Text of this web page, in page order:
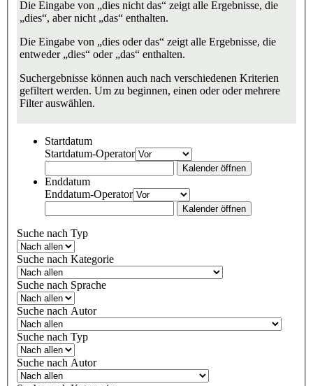
Die Eingabe von „dies nicht das“ zeigt alle Ergebnisse, die
„dies“, aber nicht „das“ enthalten.
Die Eingabe von „dies oder das“ zeigt alle Ergebnisse, die
entweder „dies“ oder „das“ enthalten.
Suchergebnisse können auch nach verschiedenen Kriterien
gefiltert werden. Um zu beginnen, einen oder oder mehrere
Filter auswählen.
Startdatum
Startdatum-Operator
Kalender öffnen
Enddatum
Enddatum-Operator
Kalender öffnen
Suche nach Typ
Suche nach Kategorie
Suche nach Sprache
Suche nach Autor
Suche nach Typ
Suche nach Autor